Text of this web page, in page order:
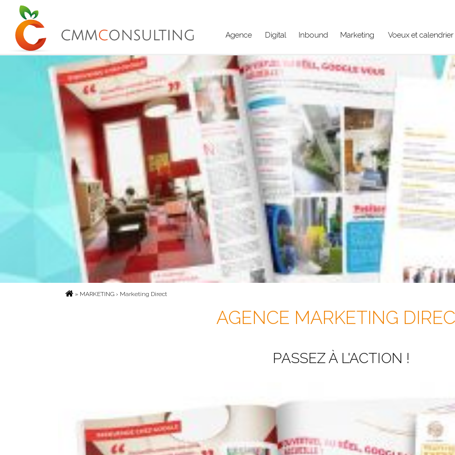
Agence Digital Inbound Marketing Voeux et calendrier
» MARKETING› Marketing Direct
AGENCE MARKETING
PASSEZ À L'ACTION !